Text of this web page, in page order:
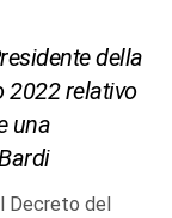
della
2022 relativo
una
Decreto del